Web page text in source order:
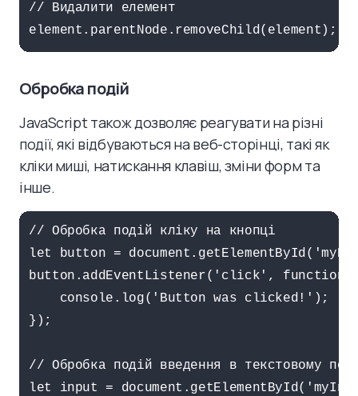
// Видалити елемент
element.parentNode.removeChild(element);
Обробка подій
JavaScript також дозволяє реагувати на різні
події, які відбуваються на веб-сторінці, такі як
кліки миші, натискання клавіш, зміни форм та
інше.
// Обробка подій кліку на кнопці
let button =
button.addEventListener('click',
    console.log('Button was clicked!');
});
// Обробка подій введення в текстовому
let input =